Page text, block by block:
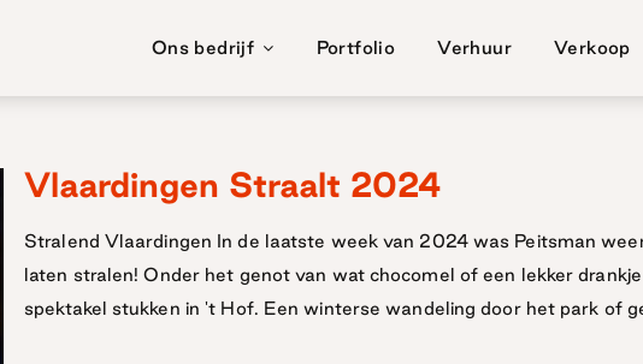
Ons bedrijf Portfolio Verhuur Verkoop
Vlaardingen Straalt 2024
Stralend Vlaardingen In de laatste week van 2024 was Peitsman
laten stralen! Onder het genot van wat chocomel of een lekker
spektakel stukken in 't Hof. Een winterse wandeling door het park of